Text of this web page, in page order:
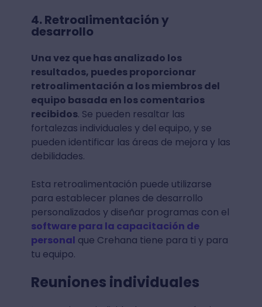
4. Retroalimentación y
desarrollo
Una vez que has analizado los
resultados, puedes proporcionar
retroalimentación a los miembros del
equipo basada en los comentarios
recibidos. Se pueden resaltar las
fortalezas individuales y del equipo, y se
pueden identificar las áreas de mejora y las
debilidades.
Esta retroalimentación puede utilizarse
para establecer planes de desarrollo
personalizados y diseñar programas con el
software para la capacitación de
personal que Crehana tiene para ti y para
tu equipo.
Reuniones individuales